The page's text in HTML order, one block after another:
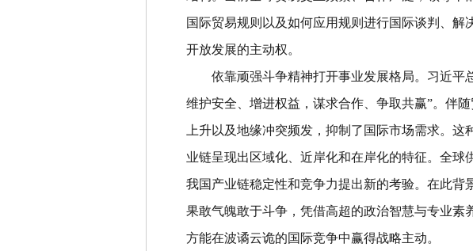
国际贸易规则以及如何应用规则进行国际谈判、解
开放发展的主动权。
依靠顽强斗争精神打开事业发展格局。 习近平
维护安全、增进权益，谋求合作、争取共赢”。伴
上升以及地缘冲突频发，抑制了国际市场需求。
业链呈现出区域化、近岸化和在岸化的特征。全
我国产业链稳定性和竞争力提出新的考验。在此背
果敢气魄敢于斗争，凭借高超的政治智慧与专业素
方能在波谲云诡的国际竞争中赢得战略主动。